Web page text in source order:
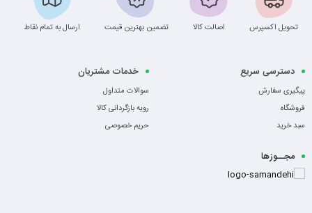
تحویل اکسپرس اصالت کالا تضمین بهترین قیمت ارسال به تمام نقاط
دسترسی سریع
پیگیری سفارش
فروشگاه
سبد خرید
خدمات مشتریان
سوالات متداول
رویه بازگردانی کالا
حریم خصوصی
مجــوزها